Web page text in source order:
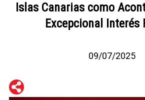
Islas Canarias como
Excepcional Interés
09/07/2025